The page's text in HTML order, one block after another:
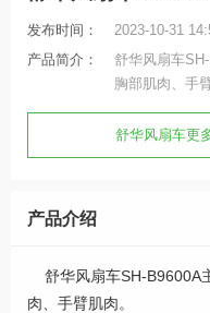
发布时间：
2023-10-31
产品简介：
舒华风扇车
胸部肌肉、手
舒华风扇车更
产品介绍
舒华风扇车SH-B9600A
肉、手臂肌肉。